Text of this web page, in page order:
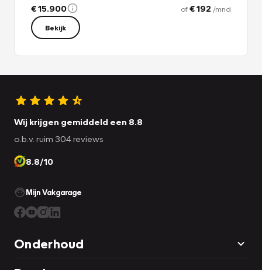
€ 15.900 of€ 192 /mnd
Bekijk
Wij krijgen gemiddeld een 8.8
o.b.v. ruim 304 reviews
8.8/10
Mijn Vakgarage
Onderhoud